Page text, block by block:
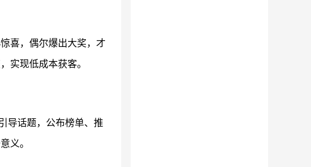
喜，偶尔爆出大奖，才
实现低成本获客。
导话题，公布榜单、推
义。